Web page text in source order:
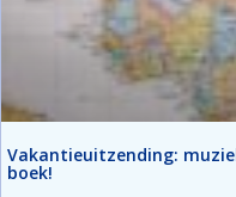
Vakantieuitzending:
boek!